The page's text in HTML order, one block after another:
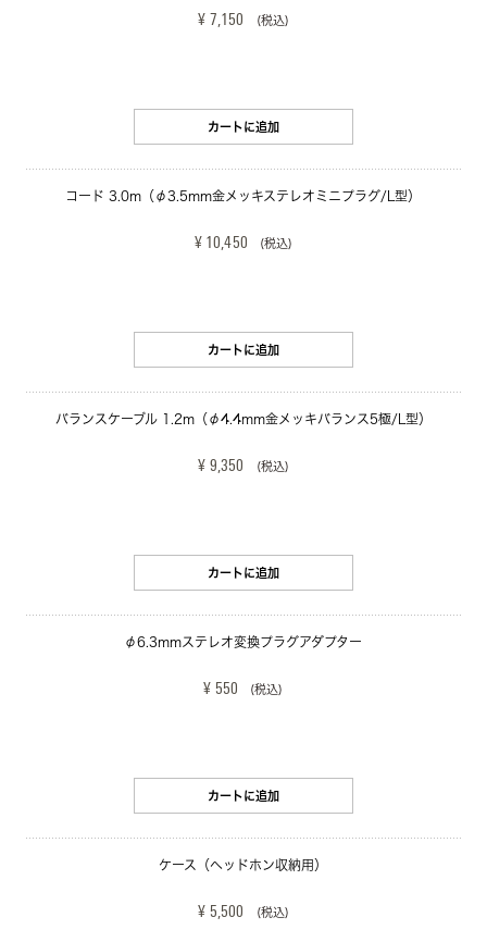
¥ 7,150 (税込)
カートに追加
コード 3.0m（φ3.5mm金メッキステレオミニプラグ/L型）
¥ 10,450 (税込)
カートに追加
バランスケーブル 1.2m（φ4.4mm金メッキバランス5極/L型）
¥ 9,350 (税込)
カートに追加
φ6.3mmステレオ変換プラグアダプター
¥ 550 (税込)
カートに追加
ケース（ヘッドホン収納用）
¥ 5,500 (税込)